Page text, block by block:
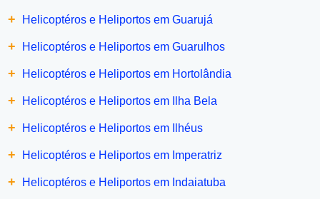
+ Helicoptéros e Heliportos em Guarujá
+ Helicoptéros e Heliportos em Guarulhos
+ Helicoptéros e Heliportos em Hortolândia
+ Helicoptéros e Heliportos em Ilha Bela
+ Helicoptéros e Heliportos em Ilhéus
+ Helicoptéros e Heliportos em Imperatriz
+ Helicoptéros e Heliportos em Indaiatuba